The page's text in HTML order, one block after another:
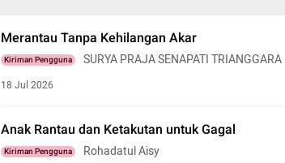
Merantau Tanpa Kehilangan Akar
Kiriman Pengguna SURYA PRAJA SENAPATI TRIANGGARA
18 Jul 2026
Anak Rantau dan Ketakutan untuk Gagal
Kiriman Pengguna Rohadatul Aisy